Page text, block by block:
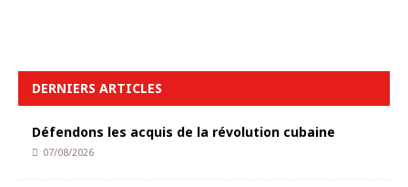
DERNIERS ARTICLES
Défendons les acquis de la révolution cubaine
07/08/2026